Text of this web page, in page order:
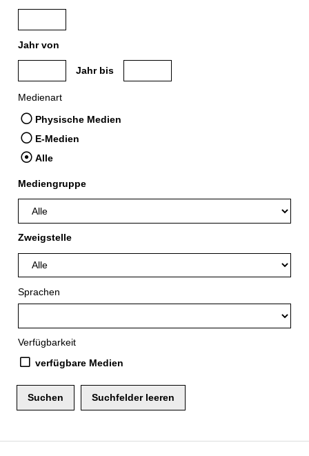
Jahr von
Medien anzeigen, die nach dem Jahr veröffentlicht wurden
Jahr bis
Medienart
Physische Medien
E-Medien
Alle
Mediengruppe
Zweigstelle
Sprachen
Verfügbarkeit
verfügbare Medien